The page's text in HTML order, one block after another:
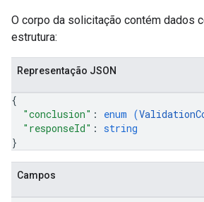
O corpo da solicitação contém dados
estrutura:
Representação JSON
{
"conclusion" : enum (
"responseId" : string
}
Campos